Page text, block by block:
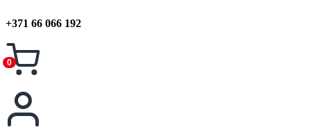
+371 66 066 192
0